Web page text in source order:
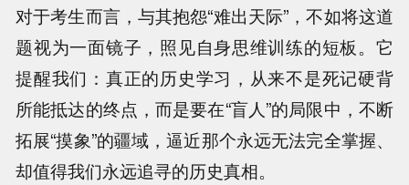
对于考生而言，与其抱怨“难出天际”，不如将这道
题视为一面镜子，照见自身思维训练的短板。它
提醒我们：真正的历史学习，从来不是死记硬背
所能抵达的终点，而是要在“盲人”的局限中，不断
拓展“摸象”的疆域，逼近那个永远无法完全掌握、
却值得我们永远追寻的历史真相。